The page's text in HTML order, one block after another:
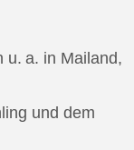
u. a. in Mailand,
und dem